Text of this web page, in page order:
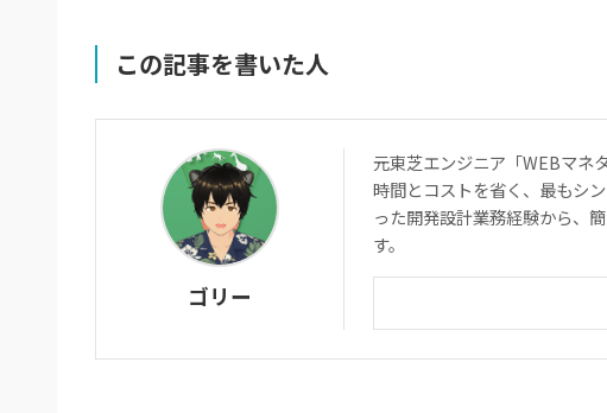
この記事を書いた人
ゴリー
元東芝エンジニア「WEBマネ
時間とコストを省く、最もシ
った開発設計業務経験から、
す。